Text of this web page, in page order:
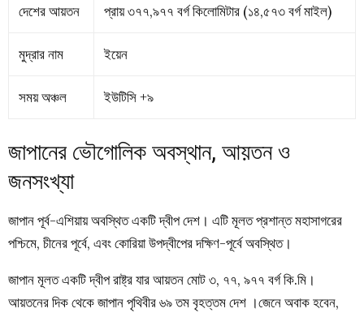
দেশের আয়তন প্রায় ৩৭৭,৯৭৭ বর্গ কিলোমিটার (১৪,৫৭৩ বর্গ মাইল)
মুদ্রার নাম ইয়েন
সময় অঞ্চল ইউটিসি +৯
জাপানের ভৌগোলিক অবস্থান, আয়তন ও
জনসংখ্যা
জাপান পূর্ব-এশিয়ায় অবস্থিত একটি দ্বীপ দেশ। এটি মূলত প্রশান্ত মহাসাগরের
পশ্চিমে, চীনের পূর্বে, এবং কোরিয়া উপদ্বীপের দক্ষিণ-পূর্বে অবস্থিত।
জাপান মূলত একটি দ্বীপ রাষ্ট্র যার আয়তন মোট ৩, ৭৭, ৯৭৭ বর্গ কি.মি।
আয়তনের দিক থেকে জাপান পৃথিবীর ৬৯ তম বৃহত্তম দেশ ।জেনে অবাক হবেন,